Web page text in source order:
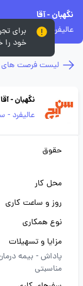
نگهبان - آقا
عالیفرد - سن ایچ
لیست فرصت
نگهبان - آقا
عالیفرد -
حقوق
محل کار
روز و ساعت کاری
نوع همکاری
مزایا و تسهیلات
پاداش - بیمه
مناسبتی
خود را